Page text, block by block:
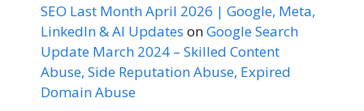
SEO Last Month April 2026 | Google, Meta,
LinkedIn & AI Updates onGoogle Search
Update March 2024 – Skilled Content
Abuse, Side Reputation Abuse, Expired
Domain Abuse